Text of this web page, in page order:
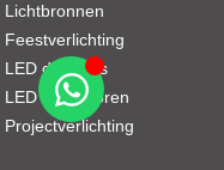
Lichtbronnen
Feestverlichting
LED dimmers
LED toebehoren
Projectverlichting